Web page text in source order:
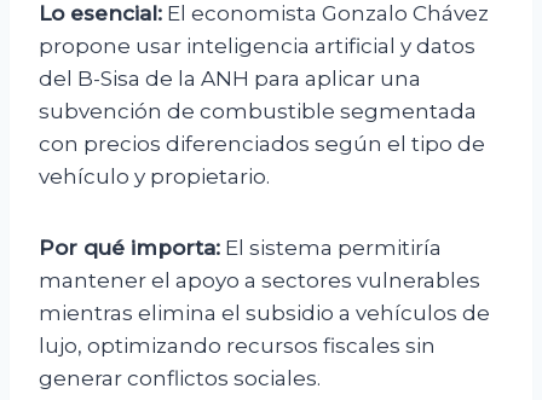
Lo esencial: El economista Gonzalo Chávez
propone usar inteligencia artificial y datos
del B-Sisa de la ANH para aplicar una
subvención de combustible segmentada
con precios diferenciados según el tipo de
vehículo y propietario.
Por qué importa: El sistema permitiría
mantener el apoyo a sectores vulnerables
mientras elimina el subsidio a vehículos de
lujo, optimizando recursos fiscales sin
generar conflictos sociales.